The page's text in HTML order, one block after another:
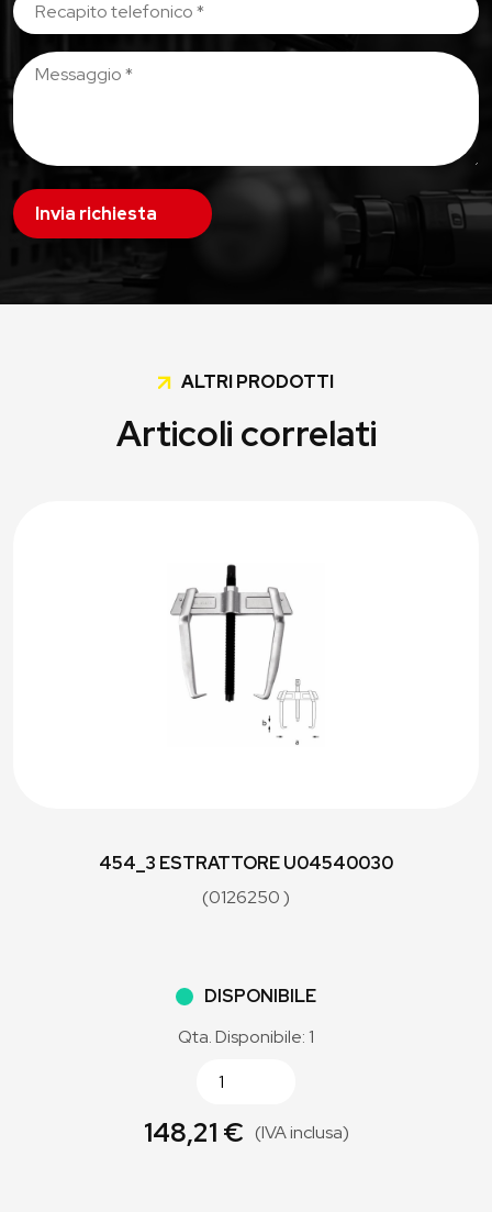
Invia richiesta
ALTRI PRODOTTI
Articoli correlati
454_3 ESTRATTORE U04540030
(0126250 )
DISPONIBILE
Qta. Disponibile: 1
148,21 € (IVA inclusa)